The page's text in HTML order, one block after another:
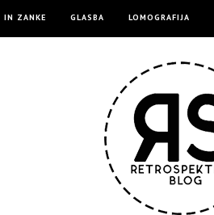
IN ZANKE GLASBA LOMOGRAFIJA